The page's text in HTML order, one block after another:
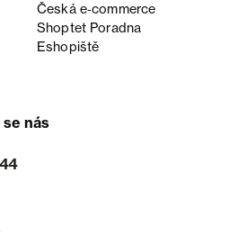
Česká e‑commerce
Shoptet Poradna
Eshopiště
nás